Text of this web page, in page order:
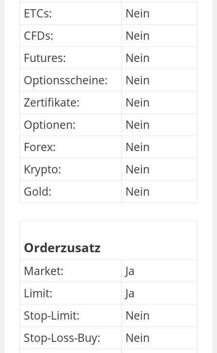
ETCs:
Nein
CFDs:
Nein
Futures:
Nein
Optionsscheine:
Nein
Zertifikate:
Nein
Optionen:
Nein
Forex:
Nein
Krypto:
Nein
Gold:
Nein
Orderzusatz
Market:
Ja
Limit:
Ja
Stop-Limit:
Nein
Stop-Loss-Buy:
Nein